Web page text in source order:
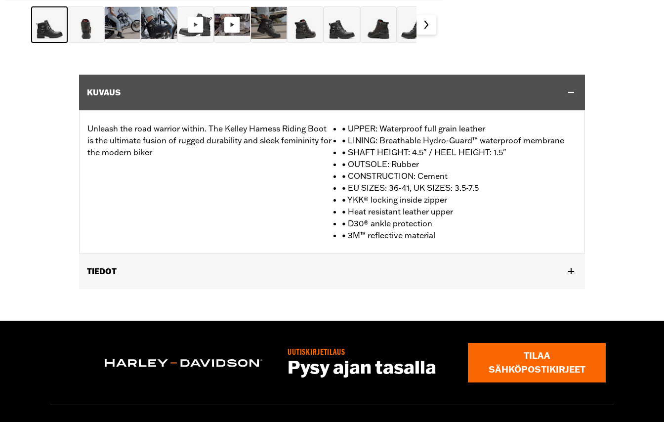
KUVAUS
Unleash the road warrior within. The Kelley Harness Riding Boot
is the ultimate fusion of rugged durability and sleek femininity for
the modern biker
• UPPER: Waterproof full grain leather
• LINING: Breathable Hydro-Guard™ waterproof membrane
• SHAFT HEIGHT: 4.5" / HEEL HEIGHT: 1.5"
• OUTSOLE: Rubber
• CONSTRUCTION: Cement
• EU SIZES: 36-41, UK SIZES: 3.5-7.5
• YKK® locking inside zipper
• Heat resistant leather upper
• D30® ankle protection
• 3M™ reflective material
TIEDOT
Origin:Imported
UUTISKIRJETILAUS
Pysy ajan tasalla
TILAA
SÄHKÖPOSTIKIRJEET